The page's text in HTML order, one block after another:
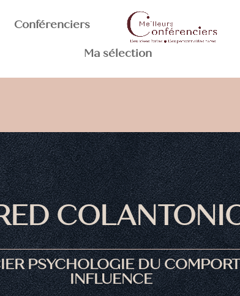
Conférenciers
Ma sélection
PSYCHOLOGIE DU
INFLUENCE